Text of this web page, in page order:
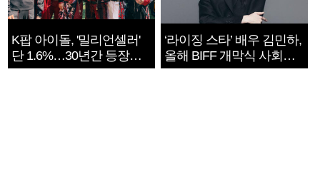
K팝 아이돌, '밀리언셀러'
단 1.6%…30년간 등장
1182개팀 전수조사
‘라이징 스타’ 배우 김민하,
올해 BIFF 개막식 사회자
확정